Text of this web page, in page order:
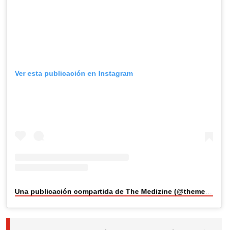
Ver esta publicación en Instagram